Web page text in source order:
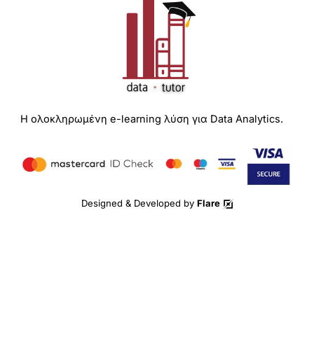
Η ολοκληρωμένη e-learning λύση για Data Analytics.
Designed & Developed by Flare